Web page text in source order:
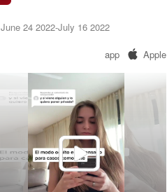
June 24 2022-July 16 2022
app Apple